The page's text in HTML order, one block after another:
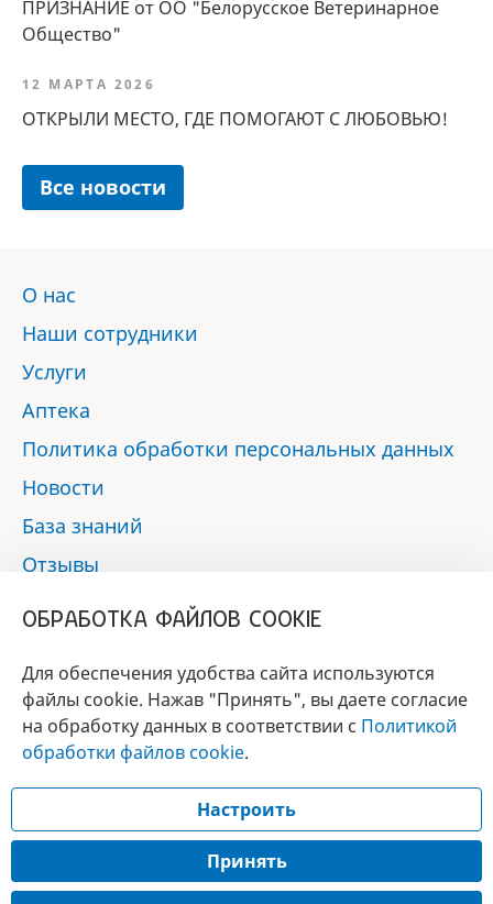
ПРИЗНАНИЕ от ОО "Белорусское Ветеринарное
Общество"
12 МАРТА 2026
ОТКРЫЛИ МЕСТО, ГДЕ ПОМОГАЮТ С ЛЮБОВЬЮ!
Все новости
О нас
Наши сотрудники
Услуги
Аптека
Политика обработки персональных данных
Новости
База знаний
Отзывы
БРЕНД
ГОДА 2017 - 2019
© 2017 - 2026 «Альфа-вет»
Разработка сайта —
ОБРАБОТКА ФАЙЛОВ COOKIE
Для обеспечения удобства сайта используются
файлы cookie. Нажав "Принять", вы даете согласие
на обработку данных в соответствии с Политикой
обработки файлов cookie.
Настроить
Принять